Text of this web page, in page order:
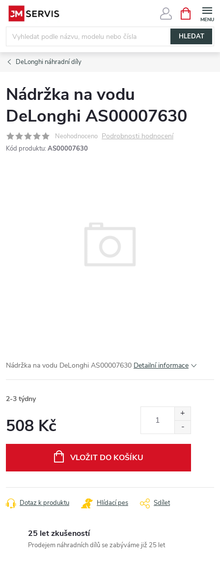
Přejít
obsah
HLEDAT
NÁKUPNÍ
KOŠÍK
DeLonghi náhradní díly
Nádržka na vodu
DeLonghi AS00007630
Neohodnoceno Podrobnosti hodnocení
Kód produktu: AS00007630
Nádržka na vodu DeLonghi AS00007630 Detailní informace
2-3 týdny
508 Kč
VLOŽIT DO KOŠÍKU
Dotaz k produktu Hlídací pes Sdílet
25 let zkušeností
Prodejem náhradních dílů se zabýváme již 25 let